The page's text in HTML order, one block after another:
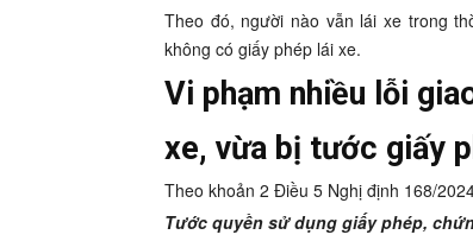
Theo đó, người nào vẫn lái xe trong
không có giấy phép lái xe.
Vi phạm nhiều lỗi
xe, vừa bị tước giấy
Theo khoản 2 Điều 5 Nghị định 168/
Tước quyền sử dụng giấy phép,